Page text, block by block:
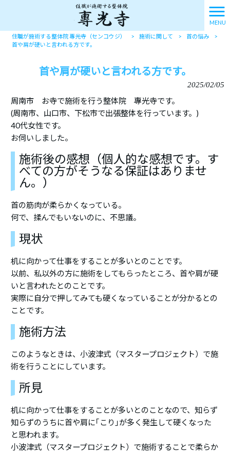
MENU
住職が施術する整体院 專光寺（センコウジ） > 施術に関して > 首の悩み
>
首や肩が硬いと言われる方です。
首や肩が硬いと言われる方です。
2025/02/05
周南市 お寺で施術を行う整体院 專光寺です。
(周南市、山口市、下松市で出張整体を行っています。)
40代女性です。
お伺いしました。
施術後の感想（個人的な感想です。す
べての方がそうなる保証はありませ
ん。）
首の筋肉が柔らかくなっている。
何で、揉んでもいないのに、不思議。
現状
机に向かって仕事をすることが多いとのことです。
以前、私以外の方に施術をしてもらったところ、首や肩が硬
いと言われたとのことです。
実際に自分で押してみても硬くなっていることが分かるとの
ことです。
施術方法
このようなときは、小波津式（マスタープロジェクト）で施
術を行うことにしています。
所見
机に向かって仕事をすることが多いとのことなので、知らず
知らずのうちに首や肩に｢こり｣が多く発生して硬くなった
と思われます。
小波津式（マスタープロジェクト）で施術することで柔らか